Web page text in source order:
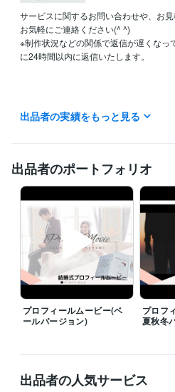
サービスに関するお問い合わせや、お
お気軽にご連絡ください(^ ^)
※制作状況などの関係で返信が遅くなっ
に24時間以内に返信いたします。
●初回動画提出日ついて（初回動画提出
通常プラン→素材の提出から8日目
●修正について（無料・無制限）
簡単な修正でしたら当日〜翌日。大幅な
いたします。納期に余裕のある場合は少
ますのでご了承くださいませ。
●DVD発送について
完成後、当日〜３日以内にDVDにして
送で翌日朝の集荷となり、集荷後平均
なっております。納期に余裕がある場
ざいますのでご了承くださいませ。
●映像完成までの流れ
①質問事項をまとめたものを入力
③素材提出
⑤修正→動画確認を繰り返す
出品者の実績をもっと見る
出品者のポートフォリオ
プロフィールムービー(ベ
ールバージョン)
プロフ
夏秋冬
出品者の人気サービス